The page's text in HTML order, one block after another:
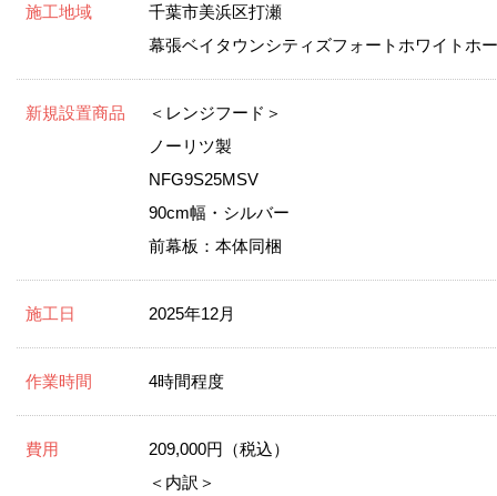
施工地域
千葉市美浜区打瀬
幕張ベイタウンシティズフォートホワイトホ
新規設置商品
＜レンジフード＞
ノーリツ製
NFG9S25MSV
90cm幅・シルバー
前幕板：本体同梱
施工日 2025年12月
作業時間 4時間程度
費用
209,000円（税込）
＜内訳＞